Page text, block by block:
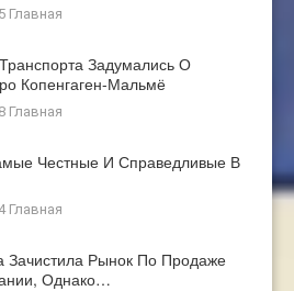
Главная
Задумались О
Копенгаген-Мальмё
Главная
Честные И Справедливые В
Главная
Зачистила Рынок По Продаже
Однако…